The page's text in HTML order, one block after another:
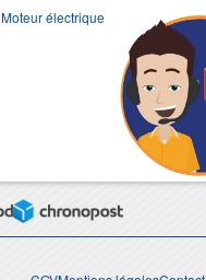
Moteur électrique